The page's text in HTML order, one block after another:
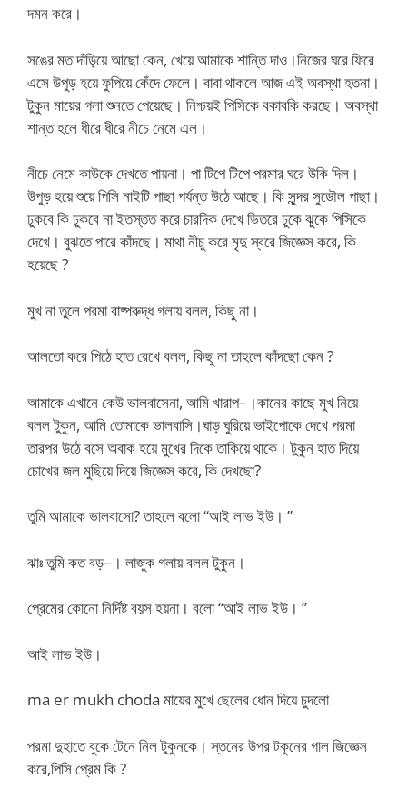
দমন করে।
সঙের মত দাঁড়িয়ে আছো কেন, খেয়ে আমাকে শান্তি দাও।নিজের ঘরে ফিরে
এসে উপুড় হয়ে ফুপিয়ে কেঁদে ফেলে। বাবা থাকলে আজ এই অবস্থা হতনা।
টুকুন মায়ের গলা শুনতে পেয়েছে। নিশ্চয়ই পিসিকে বকাবকি করছে। অবস্থা
শান্ত হলে ধীরে ধীরে নীচে নেমে এল।
নীচে নেমে কাউকে দেখতে পায়না। পা টিপে টিপে পরমার ঘরে উকি দিল।
উপুড় হয়ে শুয়ে পিসি নাইটি পাছা পর্যন্ত উঠে আছে। কি সুন্দর সুডৌল পাছা।
ঢুকবে কি ঢুকবে না ইতস্তত করে চারদিক দেখে ভিতরে ঢুকে ঝুকে পিসিকে
দেখে। বুঝতে পারে কাঁদছে। মাথা নীচু করে মৃদু স্বরে জিজ্ঞেস করে, কি
হয়েছে ?
মুখ না তুলে পরমা বাষ্পরুদ্ধ গলায় বলল, কিছু না।
আলতো করে পিঠে হাত রেখে বলল, কিছু না তাহলে কাঁদছো কেন ?
আমাকে এখানে কেউ ভালবাসেনা, আমি খারাপ–।কানের কাছে মুখ নিয়ে
বলল টুকুন, আমি তোমাকে ভালবাসি।ঘাড় ঘুরিয়ে ভাইপোকে দেখে পরমা
তারপর উঠে বসে অবাক হয়ে মুখের দিকে তাকিয়ে থাকে। টুকুন হাত দিয়ে
চোখের জল মুছিয়ে দিয়ে জিজ্ঞেস করে, কি দেখছো?
তুমি আমাকে ভালবাসো? তাহলে বলো “আই লাভ ইউ। ”
ঝাঃ তুমি কত বড়–। লাজুক গলায় বলল টুকুন।
প্রেমের কোনো নির্দিষ্ট বয়স হয়না। বলো “আই লাভ ইউ। ”
আই লাভ ইউ।
ma er mukh choda মায়ের মুখে ছেলের ধোন দিয়ে চুদলো
পরমা দুহাতে বুকে টেনে নিল টুকুনকে। স্তনের উপর টকুনের গাল জিজ্ঞেস
করে,পিসি প্রেম কি ?